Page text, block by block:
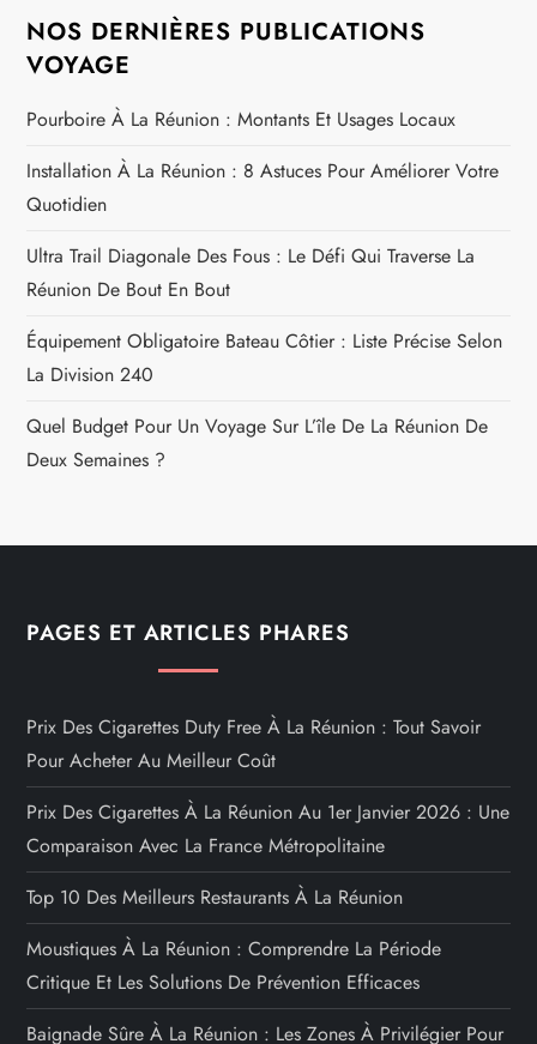
NOS DERNIÈRES PUBLICATIONS
VOYAGE
Pourboire À La Réunion : Montants Et Usages Locaux
Installation À La Réunion : 8 Astuces Pour Améliorer Votre
Quotidien
Ultra Trail Diagonale Des Fous : Le Défi Qui Traverse La
Réunion De Bout En Bout
Équipement Obligatoire Bateau Côtier : Liste Précise Selon
La Division 240
Quel Budget Pour Un Voyage Sur L’île De La Réunion De
Deux Semaines ?
PAGES ET ARTICLES PHARES
Prix Des Cigarettes Duty Free À La Réunion : Tout Savoir
Pour Acheter Au Meilleur Coût
Prix Des Cigarettes À La Réunion Au 1er Janvier 2026 : Une
Comparaison Avec La France Métropolitaine
Top 10 Des Meilleurs Restaurants À La Réunion
Moustiques À La Réunion : Comprendre La Période
Critique Et Les Solutions De Prévention Efficaces
Baignade Sûre À La Réunion : Les Zones À Privilégier Pour